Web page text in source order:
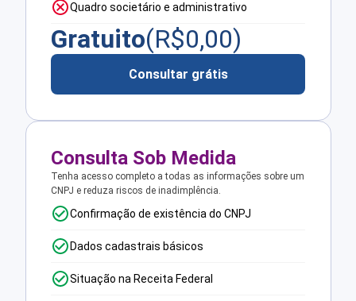
Quadro societário e administrativo
Gratuito(R$0,00)
Consultar grátis
Consulta Sob Medida
Tenha acesso completo a todas as informações sobre um
CNPJ e reduza riscos de inadimplência.
Confirmação de existência do CNPJ
Dados cadastrais básicos
Situação na Receita Federal